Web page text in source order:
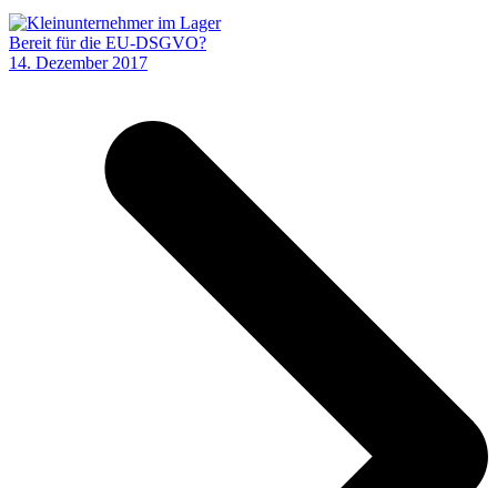
Bereit für die EU-DSGVO?
14. Dezember 2017